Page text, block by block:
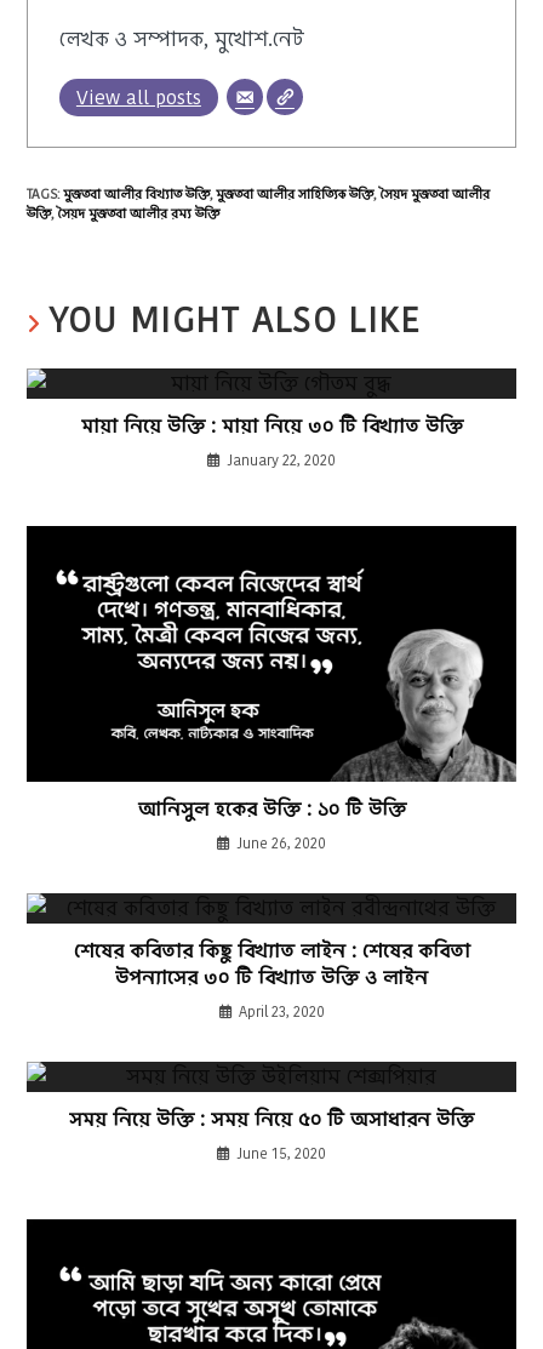
লেখক ও সম্পাদক, মুখোশ.নেট
View all posts
TAGS:মুজতবা আলীর বিখ্যাত উক্তি,মুজতবা আলীর সাহিত্যিক উক্তি,সৈয়দ মুজতবা আলীর
উক্তি,সৈয়দ মুজতবা আলীর রম্য উক্তি
YOU MIGHT ALSO LIKE
মায়া নিয়ে উক্তি : মায়া নিয়ে ৩০ টি বিখ্যাত উক্তি
January 22, 2020
আনিসুল হকের উক্তি : ১০ টি উক্তি
June 26, 2020
শেষের কবিতার কিছু বিখ্যাত লাইন : শেষের কবিতা
উপন্যাসের ৩০ টি বিখ্যাত উক্তি ও লাইন
April 23, 2020
সময় নিয়ে উক্তি : সময় নিয়ে ৫০ টি অসাধারন উক্তি
June 15, 2020